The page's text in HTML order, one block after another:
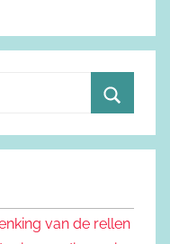
o
e
van de rellen